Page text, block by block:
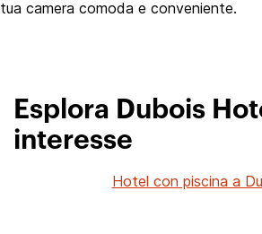
tua camera comoda e conveniente.
Esplora Dubois
interesse
Hotel con piscina a